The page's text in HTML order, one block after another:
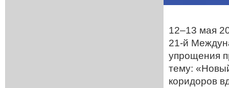
12–13 мая
21-й
упрощения
тему:
коридоров